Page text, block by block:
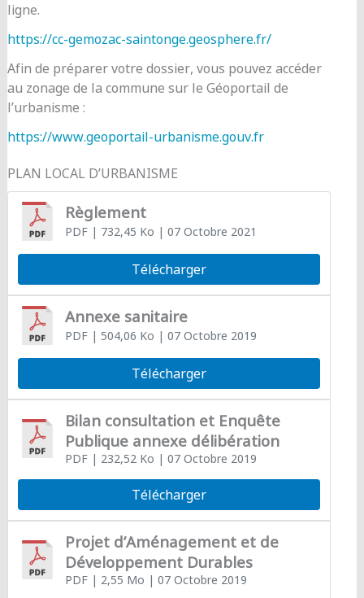
ligne.
https://cc-gemozac-saintonge.geosphere.fr/
Afin de préparer votre dossier, vous pouvez accéder
au zonage de la commune sur le Géoportail de
l’urbanisme :
https://www.geoportail-urbanisme.gouv.fr
PLAN LOCAL D’URBANISME
Règlement
PDF| 732,45 Ko | 07 Octobre 2021
Télécharger
Annexe sanitaire
PDF| 504,06 Ko | 07 Octobre 2019
Télécharger
Bilan consultation et Enquête
Publique annexe délibération
PDF| 232,52 Ko | 07 Octobre 2019
Télécharger
Projet d’Aménagement et de
Développement Durables
PDF| 2,55 Mo | 07 Octobre 2019